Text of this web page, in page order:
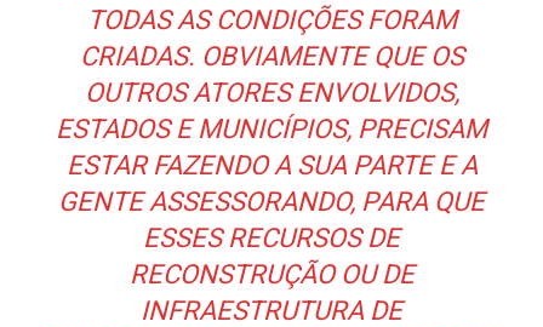
TODAS AS CONDIÇÕES FORAM
CRIADAS. OBVIAMENTE QUE OS
OUTROS ATORES ENVOLVIDOS,
ESTADOS E MUNICÍPIOS, PRECISAM
ESTAR FAZENDO A SUA PARTE E A
GENTE ASSESSORANDO, PARA QUE
ESSES RECURSOS DE
RECONSTRUÇÃO OU DE
INFRAESTRUTURA DE